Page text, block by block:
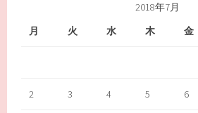
2018年7月
月
火 水 木 金
2 3 4 5 6